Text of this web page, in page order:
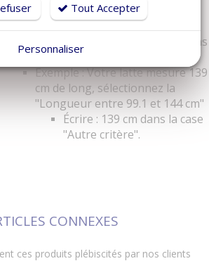
la section de longueur
dans la case "Longueur"
Écrire ensuite la longueur exacte dans
la case "Autre critère"
Exemple : Votre latte mesure 139
cm de long, sélectionnez la
"Longueur entre 99.1 et 144 cm"
Écrire : 139 cm dans la case
"Autre critère".
CONNEXES
ces produits plébiscités par nos clients
Tout Accepter
Personnaliser